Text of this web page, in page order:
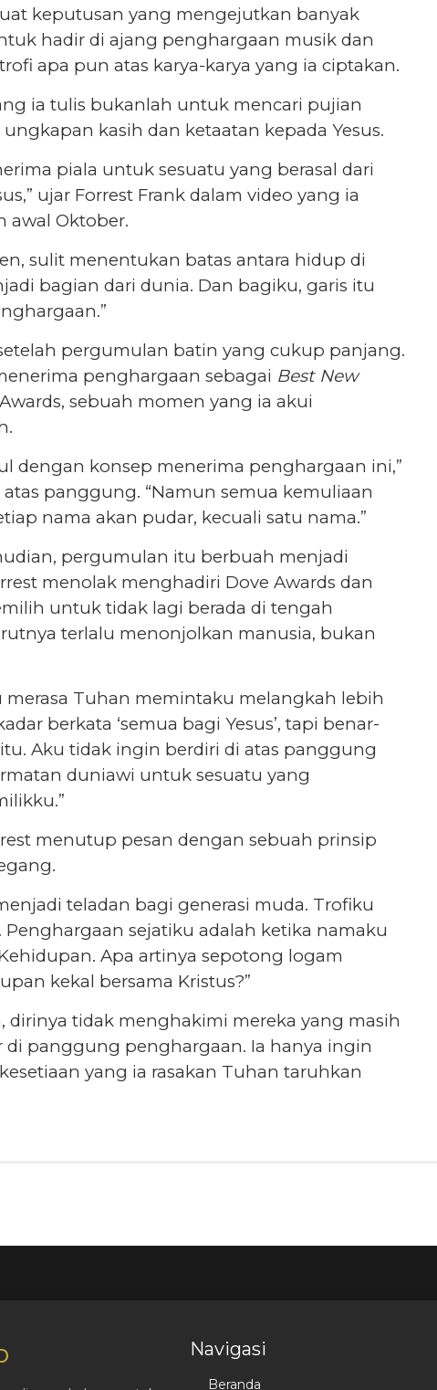
keputusan yang mengejutkan banyak
hadir di ajang penghargaan musik dan
apa pun atas karya-karya yang ia ciptakan.
ia tulis bukanlah untuk mencari pujian
kasih dan ketaatan kepada Yesus.
piala untuk sesuatu yang berasal dari
ujar Forrest Frank dalam video yang ia
awal Oktober.
sulit menentukan batas antara hidup di
bagian dari dunia. Dan bagiku, garis itu
pergumulan batin yang cukup panjang.
penghargaan sebagai Best New
sebuah momen yang ia akui
dengan konsep menerima penghargaan ini,”
panggung. “Namun semua kemuliaan
nama akan pudar, kecuali satu nama.”
pergumulan itu berbuah menjadi
menolak menghadiri Dove Awards dan
untuk tidak lagi berada di tengah
terlalu menonjolkan manusia, bukan
merasa Tuhan memintaku melangkah lebih
berkata ‘semua bagi Yesus’, tapi benar-
Aku tidak ingin berdiri di atas panggung
duniawi untuk sesuatu yang
menutup pesan dengan sebuah prinsip
teladan bagi generasi muda. Trofiku
Penghargaan sejatiku adalah ketika namaku
Apa artinya sepotong logam
kekal bersama Kristus?”
dirinya tidak menghakimi mereka yang masih
panggung penghargaan. Ia hanya ingin
yang ia rasakan Tuhan taruhkan
Navigasi
Beranda